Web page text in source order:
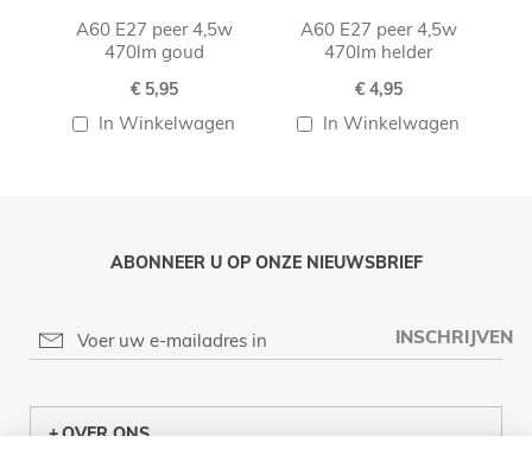
A60 E27 peer 4,5w
470lm goud
€ 5,95
In Winkelwagen
A60 E27 peer 4,5w
470lm helder
€ 4,95
In Winkelwagen
ABONNEER U OP ONZE NIEUWSBRIEF
INSCHRIJVEN
OVER ONS